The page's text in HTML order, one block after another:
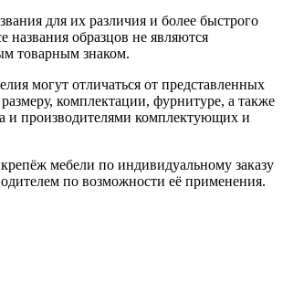
для их различия и более быстрого
названия образцов не являются
товарным знаком.
могут отличаться от представленных
комплектации, фурнитуре, а также
и производителями комплектующих и
мебели по индивидуальному заказу
по возможности её применения.